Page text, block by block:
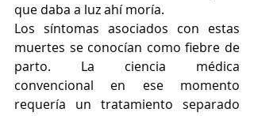
que daba a luz ahí moría.
Los síntomas asociados con estas
muertes se conocían como fiebre de
parto. La ciencia médica
convencional en ese momento
requería un tratamiento separado